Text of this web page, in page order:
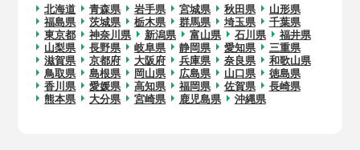
北海道 青森県 岩手県 宮城県 秋田県
山形県
福島県
茨城県 栃木県 群馬県 埼玉県
千葉県
東京都
神奈川県 新潟県 富山県 石川県
福井県
山梨県
長野県 岐阜県 静岡県 愛知県
三重県
滋賀県
京都府 大阪府 兵庫県 奈良県
和歌山県
鳥取県
島根県 岡山県 広島県 山口県
徳島県
香川県
愛媛県 高知県 福岡県 佐賀県
長崎県
熊本県
大分県 宮崎県 鹿児島県 沖縄県